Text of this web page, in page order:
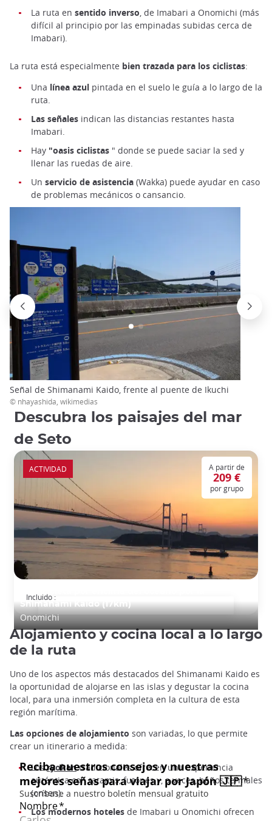
La ruta en sentido inverso, de Imabari a Onomichi (más
difícil al principio por las empinadas subidas cerca de
Imabari).
La ruta está especialmente bien trazada para los ciclistas:
Una línea azul pintada en el suelo le guía a lo largo de la
ruta.
Las señales indican las distancias restantes hasta
Imabari.
Hay "oasis ciclistas " donde se puede saciar la sed y
llenar las ruedas de aire.
Un servicio de asistencia (Wakka) puede ayudar en caso
de problemas mecánicos o cansancio.
Señal de Shimanami Kaido, frente al puente de Ikuchi
© nhayashida, wikimedias
Descubra los paisajes del mar
de Seto
Shimanami Kaido (17km)
Onomichi
A partir de
209 €
por grupo
Incluido :
ACTIVIDAD
Alojamiento y cocina local a lo largo
de la ruta
Uno de los aspectos más destacados del Shimanami Kaido es
la oportunidad de alojarse en las islas y degustar la cocina
local, para una inmersión completa en la cultura de esta
región marítima.
Las opciones de alojamiento son variadas, lo que permite
crear un itinerario a medida:
Losryokantradicionales ofrecen una experiencia
auténtica con tatamis, futones y, a veces, baños termales
(onsen).
Los modernos hoteles de Imabari u Onomichi ofrecen